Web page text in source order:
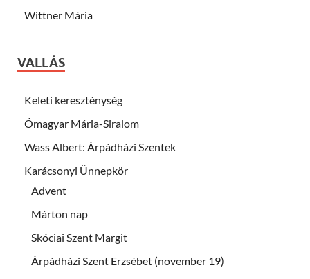
Wittner Mária
VALLÁS
Keleti kereszténység
Ómagyar Mária-Siralom
Wass Albert: Árpádházi Szentek
Karácsonyi Ünnepkör
Advent
Márton nap
Skóciai Szent Margit
Árpádházi Szent Erzsébet (november 19)